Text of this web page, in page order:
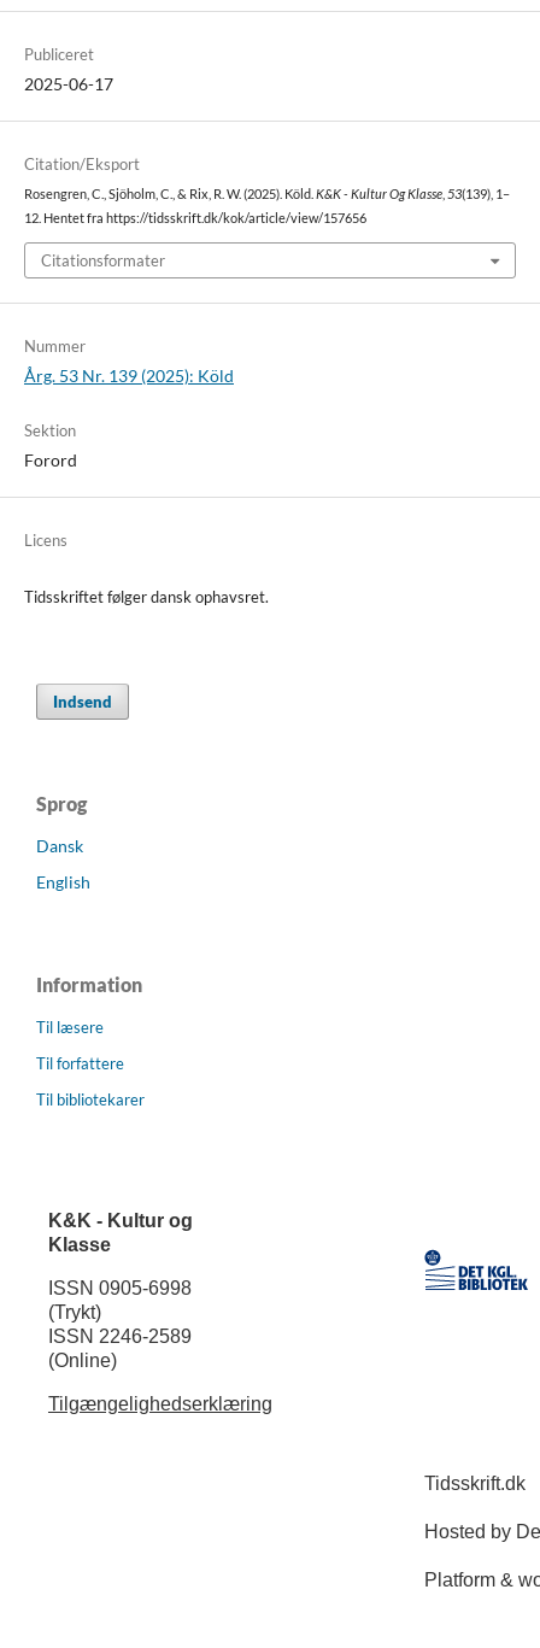
Publiceret
2025-06-17
Citation/Eksport
Rosengren, C., Sjöholm, C., & Rix, R. W. (2025). Köld. K&K - Kultur Og Klasse, 53(139), 1–
12. Hentet fra https://tidsskrift.dk/kok/article/view/157656
Citationsformater
Nummer
Årg. 53 Nr. 139 (2025): Köld
Sektion
Forord
Licens
Tidsskriftet følger dansk ophavsret.
Indsend
Sprog
Dansk
English
Information
Til læsere
Til forfattere
Til bibliotekarer
K&K - Kultur og
Klasse
ISSN 0905-6998
(Trykt)
ISSN 2246-2589
(Online)
Tilgængelighedserklæring